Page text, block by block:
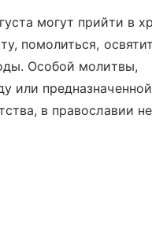
могут прийти в
помолиться,
Особой молитвы,
или
в православии